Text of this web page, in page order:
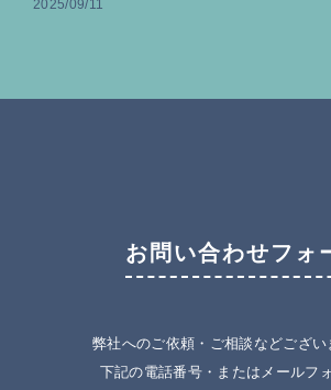
2025/09/11
お問い合わせフォ
弊社へのご依頼・ご相談などござい
下記の電話番号・またはメールフ